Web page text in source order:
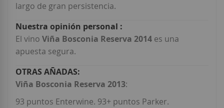
largo de gran persistencia.
El vino Viña Bosconia Reserva 2014 es una
apuesta segura.
Viña Bosconia Reserva 2013:
93 puntos Enterwine. 93+ puntos Parker.